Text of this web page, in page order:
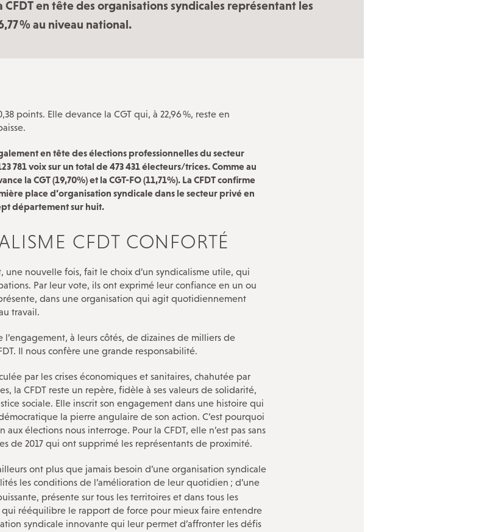
ateliers-débats
histoire
QUI FAIT QUOI
CFDT en tête des organisations syndicales représentant les
% au niveau national.
points. Elle devance la CGT qui, à 22,96 %, reste en
en tête des élections professionnelles du secteur
781 voix sur un total de 473 431 électeurs/trices. Comme au
la CGT (19,70%) et la CGT-FO (11,71%). La CFDT confirme
place d’organisation syndicale dans le secteur privé en
département sur huit.
CFDT CONFORTÉ
une nouvelle fois, fait le choix d’un syndicalisme utile, qui
Par leur vote, ils ont exprimé leur confiance en un ou
dans une organisation qui agit quotidiennement
travail.
l’engagement, à leurs côtés, de dizaines de milliers de
Il nous confère une grande responsabilité.
par les crises économiques et sanitaires, chahutée par
la CFDT reste un repère, fidèle à ses valeurs de solidarité,
sociale. Elle inscrit son engagement dans une histoire qui
la pierre angulaire de son action. C’est pourquoi
aux élections nous interroge. Pour la CFDT, elle n’est pas sans
de 2017 qui ont supprimé les représentants de proximité.
ont plus que jamais besoin d’une organisation syndicale
les conditions de l’amélioration de leur quotidien ; d’une
présente sur tous les territoires et dans tous les
qui rééquilibre le rapport de force pour mieux faire entendre
syndicale innovante qui leur permet d’affronter les défis